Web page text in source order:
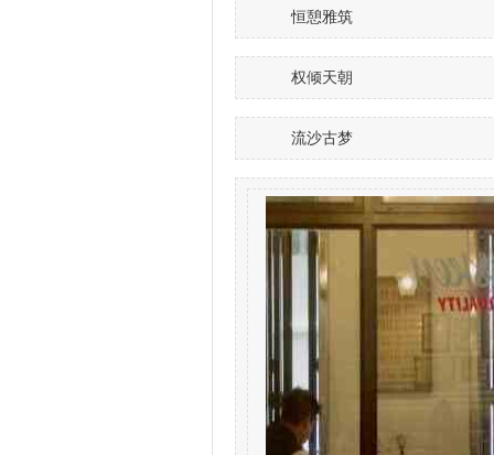
恒憩雅筑
权倾天朝
流沙古梦